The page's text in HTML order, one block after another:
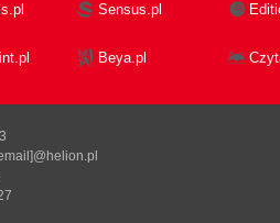
Sensus.pl
Beya.pl